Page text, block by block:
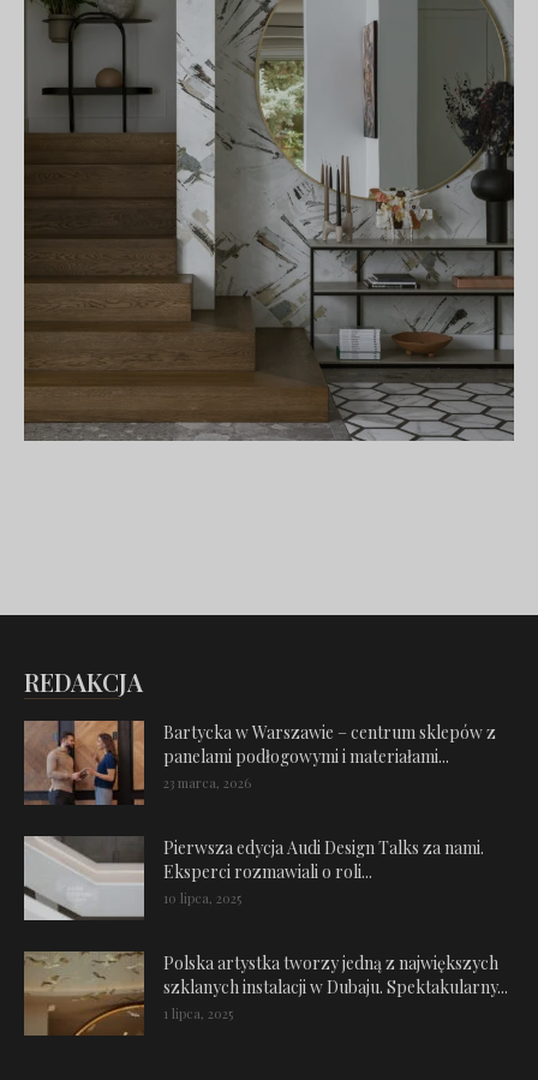
REDAKCJA
Bartycka w Warszawie – centrum sklepów z
panelami podłogowymi i materiałami...
23 marca, 2026
Pierwsza edycja Audi Design Talks za nami.
Eksperci rozmawiali o roli...
10 lipca, 2025
Polska artystka tworzy jedną z największych
szklanych instalacji w Dubaju. Spektakularny...
1 lipca, 2025